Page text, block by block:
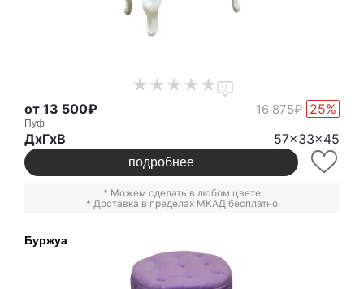
0
от 13 500₽ 16 875₽ 25%
Пуф
ДxГxВ 57x33x45
подробнее
* Можем сделать в любом цвете
* Доставка в пределах МКАД бесплатно
Буржуа